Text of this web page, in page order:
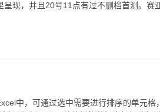
现，并且20号11点有过不删档首测。赛
中，可通过选中需要进行排序的单元格